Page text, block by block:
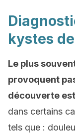
kystes
Le plus
provoquent
découverte
dans certains
tels que :